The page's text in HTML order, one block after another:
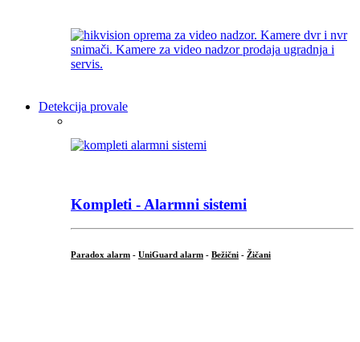
Detekcija provale
Kompleti - Alarmni sistemi
Paradox alarm - UniGuard alarm - Bežični - Žičani